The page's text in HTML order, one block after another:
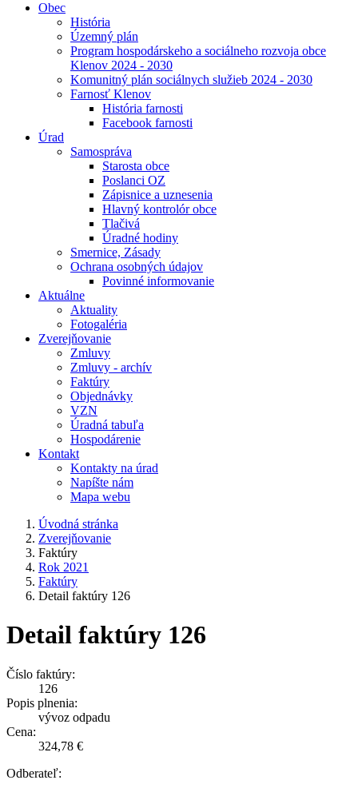
Obec
História
Územný plán
Program hospodárskeho a sociálneho rozvoja obce
Klenov 2024 - 2030
Komunitný plán sociálnych služieb 2024 - 2030
Farnosť Klenov
História farnosti
Facebook farnosti
Úrad
Samospráva
Starosta obce
Poslanci OZ
Zápisnice a uznesenia
Hlavný kontrolór obce
Tlačivá
Úradné hodiny
Smernice, Zásady
Ochrana osobných údajov
Povinné informovanie
Aktuálne
Aktuality
Fotogaléria
Zverejňovanie
Zmluvy
Zmluvy - archív
Faktúry
Objednávky
VZN
Úradná tabuľa
Hospodárenie
Kontakt
Kontakty na úrad
Napíšte nám
Mapa webu
Úvodná stránka
Zverejňovanie
Faktúry
Rok 2021
Faktúry
Detail faktúry 126
Detail faktúry 126
Číslo faktúry:
126
Popis plnenia:
vývoz odpadu
Cena:
324,78 €
Odberateľ: